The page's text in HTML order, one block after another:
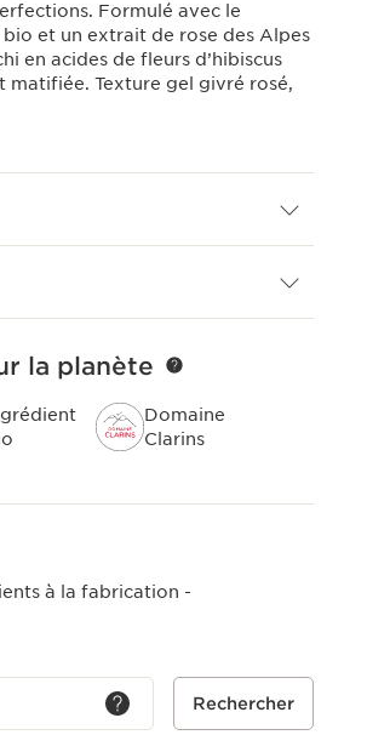
Formulé avec le
et un extrait de rose des Alpes
en acides de fleurs d’hibiscus
matifiée. Texture gel givré rosé,
la planète
Domaine
Clarins
à la fabrication -
Rechercher